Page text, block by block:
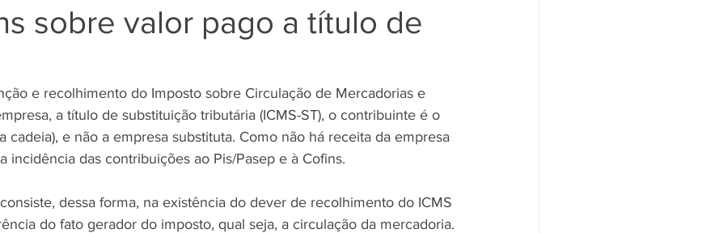
sobre valor pago a título de
e recolhimento do Imposto sobre Circulação de Mercadorias e
a título de substituição tributária (ICMS-ST), o contribuinte é o
cadeia), e não a empresa substituta. Como não há receita da empresa
incidência das contribuições ao Pis/Pasep e à Cofins.
dessa forma, na existência do dever de recolhimento do ICMS
do fato gerador do imposto, qual seja, a circulação da mercadoria.